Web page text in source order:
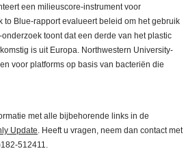
een milieuscore-instrument voor
to Blue-rapport evalueert beleid om het gebruik
toont dat een derde van het plastic
is uit Europa. Northwestern University-
voor platforms op basis van bacteriën die
met alle bijbehorende links in de
Update. Heeft u vragen, neem dan contact met
512411.